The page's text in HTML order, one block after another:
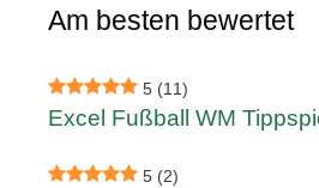
Am besten bewertet
5 (11)
Excel Fußball WM
5 (2)